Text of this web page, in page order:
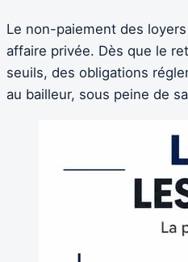
Le non-paiement des loyers
affaire privée. Dès que le
seuils, des obligations
au bailleur, sous peine de